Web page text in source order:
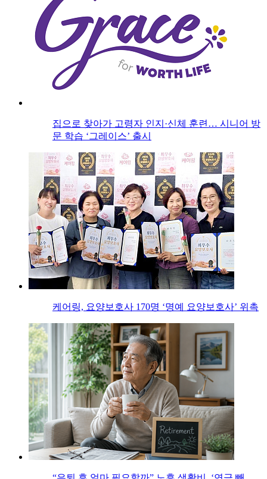
집으로 찾아가 고령자 인지·신체 훈련… 시니어 방
문 학습 ‘그레이스’ 출시
케어링, 요양보호사 170명 ‘명예 요양보호사’ 위촉